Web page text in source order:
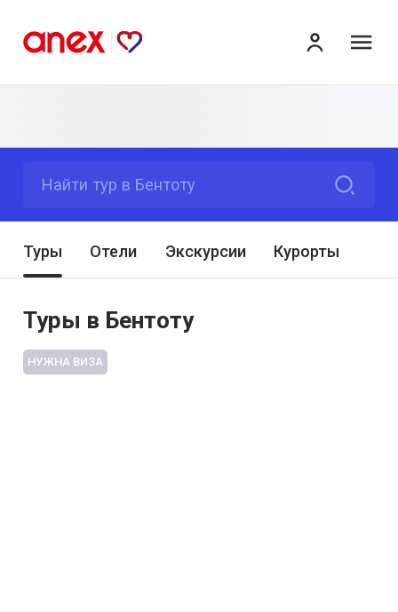
Найти тур в Бентоту
Туры Отели Экскурсии Курорты
Туры в Бентоту
НУЖНА ВИЗА